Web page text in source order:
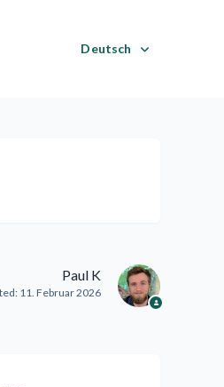
Deutsch
Paul K
11. Februar 2026